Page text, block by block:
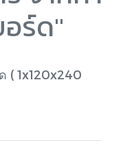
ร์ด"
( 1x120x240